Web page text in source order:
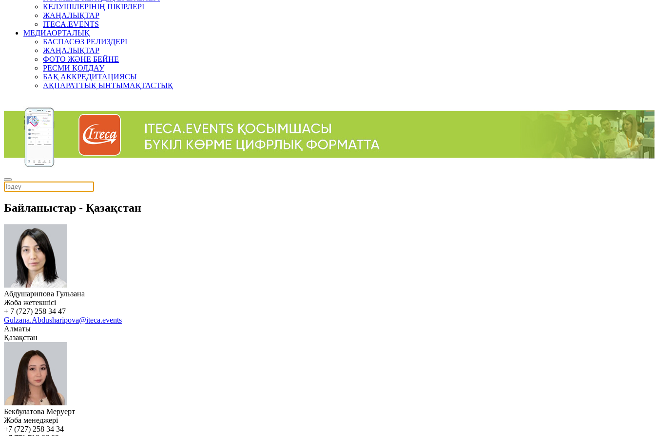
КЕЛУШІЛЕРІНІҢ ПІКІРЛЕРІ
ЖАҢАЛЫҚТАР
ITECA.EVENTS
МЕДИАОРТАЛЫҚ
БАСПАСӨЗ РЕЛИЗДЕРІ
ЖАҢАЛЫҚТАР
ФОТО ЖӘНЕ БЕЙНЕ
РЕСМИ ҚОЛДАУ
БАҚ АККРЕДИТАЦИЯСЫ
АҚПАРАТТЫҚ ЫНТЫМАҚТАСТЫҚ
Байланыстар - Қазақстан
Абдушарипова Гульзана
Жоба жетекшісі
+ 7 (727) 258 34 47
Gulzana.Abdusharipova@iteca.events
Алматы
Қазақстан
Бекбулатова Меруерт
Жоба менеджері
+7 (727) 258 34 34